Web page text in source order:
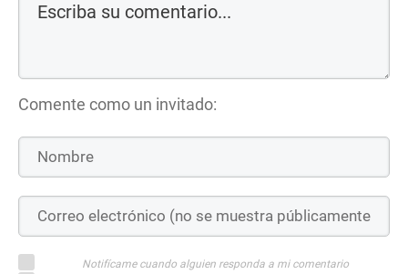
Comente como un invitado:
Notifícame cuando alguien responda a mi comentario